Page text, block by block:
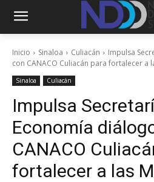
Inicio Sinaloa Culiacán
Impulsa
con CANACO Culiacán para fortalecer a
Sinaloa Culiacán
Impulsa
Economía
CANACO
fortalecer a las